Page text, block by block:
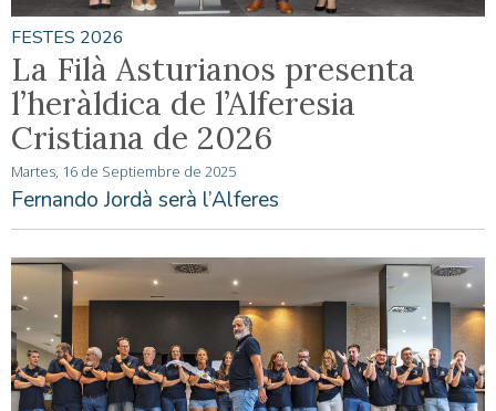
FESTES 2026
La Filà Asturianos presenta
l’heràldica de l’Alferesia
Cristiana de 2026
Martes, 16 de Septiembre de 2025
Fernando Jordà serà l’Alferes